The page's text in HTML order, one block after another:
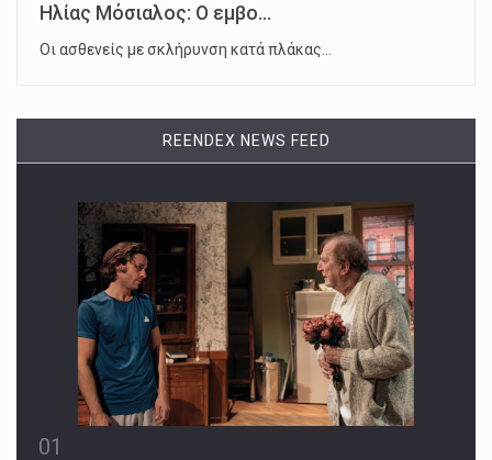
Ηλίας Μόσιαλος: Ο εμβο...
Οι ασθενείς με σκλήρυνση κατά πλάκας…
REENDEX NEWS FEED
01